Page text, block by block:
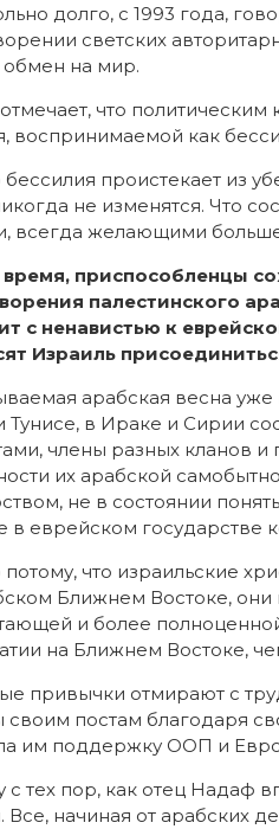
долго, с 1993 года,
светских
на мир.
что
воспринимаемой как
бессилия проистекает из
не изменятся. Что
всегда желающими больше
приспособленцы
палестинского
с ненавистью к
Израиль
арабская весна
Тунисе, в Ираке и Сирии
члены разных кланов
их арабской
не в состоянии
в еврейском государстве
что израильские
Ближнем Востоке, они
и более
на Ближнем Востоке,
привычки отмирают с
своим постам благодаря
им поддержку ООП и
с тех пор, как отец Надаф
Все, начиная от арабских